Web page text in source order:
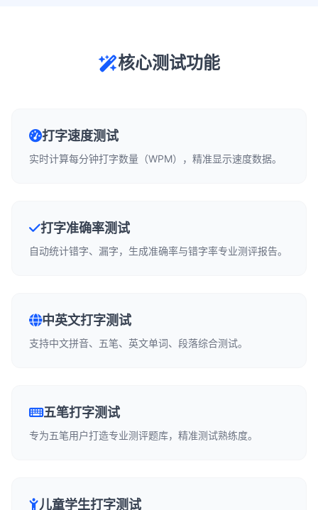
核心测试功能
打字速度测试
实时计算每分钟打字数量（WPM），精准显示速度数据。
打字准确率测试
自动统计错字、漏字，生成准确率与错字率专业测评报告。
中英文打字测试
支持中文拼音、五笔、英文单词、段落综合测试。
五笔打字测试
专为五笔用户打造专业测评题库，精准测试熟练度。
儿童学生打字测试